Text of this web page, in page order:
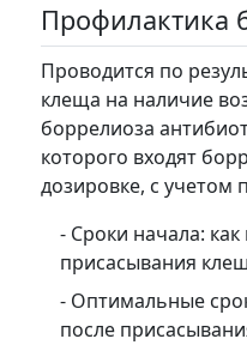
Профилактика
Проводится по
клеща на наличие
боррелиоза
которого входят
дозировке, с учетом
- Сроки начала:
присасывания
- Оптимальные
после